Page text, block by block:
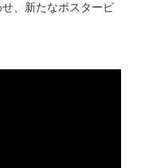
、新たなポスタービ